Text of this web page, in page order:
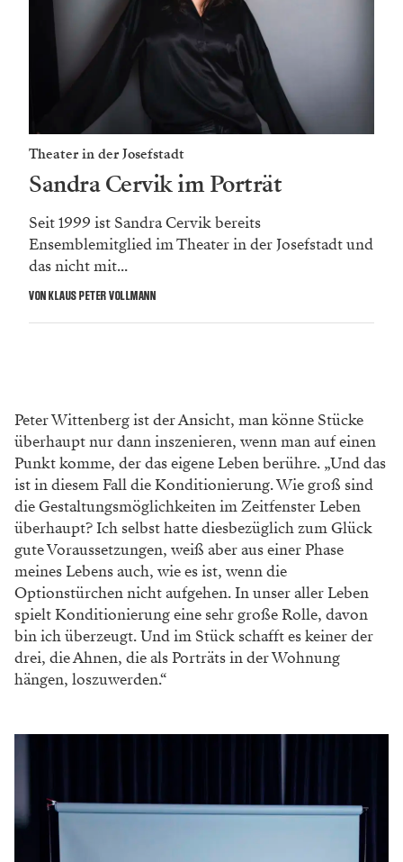
Theater in der Josefstadt
Sandra Cervik im Porträt
Seit 1999 ist Sandra Cervik bereits
Ensemblemitglied im Theater in der Josefstadt und
das nicht mit...
VON KLAUS PETER VOLLMANN
Peter Wittenberg ist der Ansicht, man könne Stücke
überhaupt nur dann inszenieren, wenn man auf einen
Punkt komme, der das eigene Leben berühre. „Und das
ist in diesem Fall die Konditionierung. Wie groß sind
die Gestaltungsmöglichkeiten im Zeitfenster Leben
überhaupt? Ich selbst hatte diesbezüglich zum Glück
gute Voraussetzungen, weiß aber aus einer Phase
meines Lebens auch, wie es ist, wenn die
Optionstürchen nicht aufgehen. In unser aller Leben
spielt Konditionierung eine sehr große Rolle, davon
bin ich überzeugt. Und im Stück schafft es keiner der
drei, die Ahnen, die als Porträts in der Wohnung
hängen, loszuwerden.“